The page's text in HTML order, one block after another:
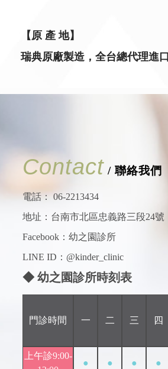
【原 產 地】
瑞典原廠製造，全台總代理進口
Contact / 聯絡我們
電話：
06-2213434
地址：台南市北區忠義路三段24號
Facebook： 幼之園診所
LINE ID：@kinder_clinic
◆ 幼之園診所時刻表
門診時間 一 二 三 四
上午診9:00-
● ● ● ●